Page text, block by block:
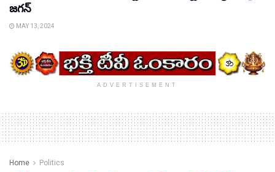
జగన్
MAY 13, 2024
ADVERTISEMENT
Home Politics